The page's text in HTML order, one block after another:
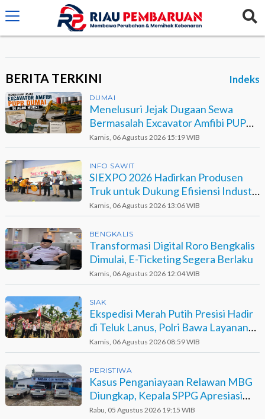
crossorigin="anonymous">
BERITA TERKINI Indeks
DUMAI
Menelusuri Jejak Dugaan Sewa
Bermasalah Excavator Amfibi PUPR
Dumai di Agro Murni
Kamis, 06 Agustus 2026 15:19 WIB
INFO SAWIT
SIEXPO 2026 Hadirkan Produsen
Truk untuk Dukung Efisiensi Industri
Sawit
Kamis, 06 Agustus 2026 13:06 WIB
BENGKALIS
Transformasi Digital Roro Bengkalis
Dimulai, E-Ticketing Segera Berlaku
Kamis, 06 Agustus 2026 12:04 WIB
SIAK
Ekspedisi Merah Putih Presisi Hadir
di Teluk Lanus, Polri Bawa Layanan
dan Harapan
Kamis, 06 Agustus 2026 08:59 WIB
PERISTIWA
Kasus Penganiayaan Relawan MBG
Diungkap, Kepala SPPG Apresiasi
Kinerja Polisi
Rabu, 05 Agustus 2026 19:15 WIB